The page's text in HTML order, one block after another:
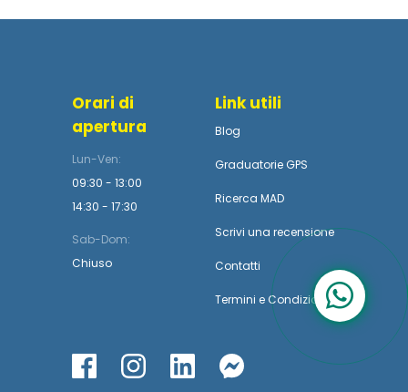
Orari di
apertura
Lun-Ven:
09:30 - 13:00
14:30 - 17:30
Sab-Dom:
Chiuso
Link utili
Blog
Graduatorie GPS
Ricerca MAD
Scrivi una recensione
Contatti
Termini e Condizioni